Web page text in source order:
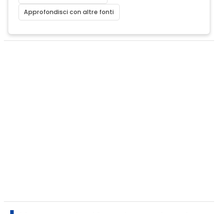
Approfondisci con altre fonti